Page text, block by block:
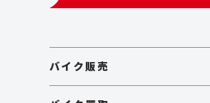
バイク販売